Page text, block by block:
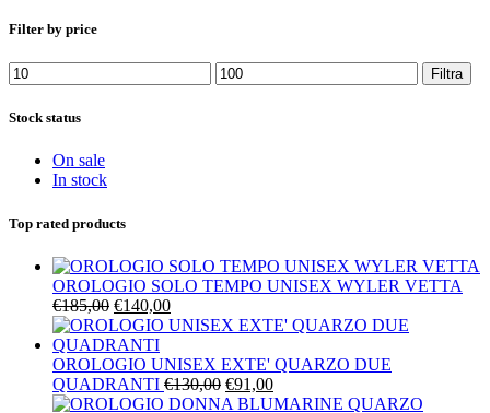
Filter by price
Prezzo
Min
Prezzo
Max
Filtra
Stock status
On sale
In stock
Top rated products
OROLOGIO SOLO TEMPO UNISEX WYLER VETTA
€185,00 Il
prezzo
originale
era:
€185,00.
€140,00Il
prezzo
è:
€140,00.
OROLOGIO UNISEX EXTE' QUARZO DUE
QUADRANTI €130,00 Il
prezzo
€91,00Il
prezzo